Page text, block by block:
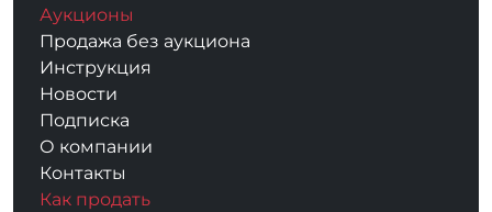
Аукционы
Продажа без аукциона
Инструкция
Новости
Подписка
О компании
Контакты
Как продать